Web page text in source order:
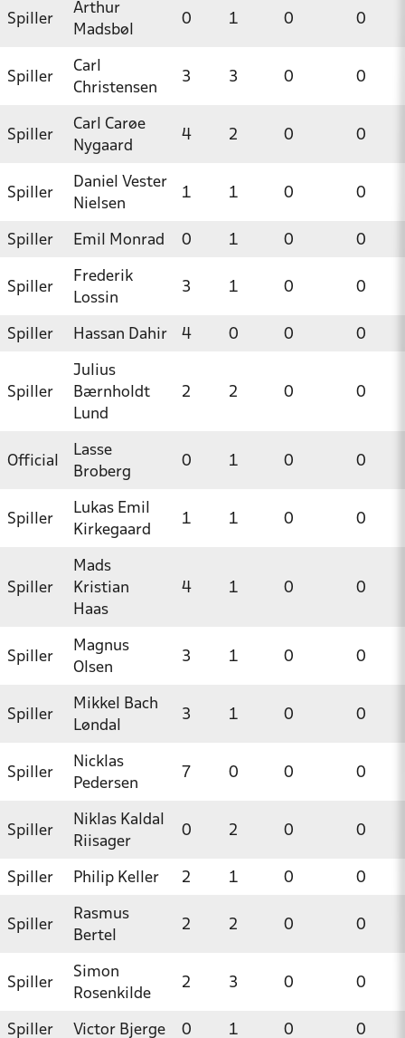
Spiller
Arthur
Madsbøl
0 1 0 0
Spiller
Carl
Christensen
3 3 0 0
Spiller
Carl Carøe
Nygaard
4 2 0 0
Spiller
Daniel Vester
Nielsen
1 1 0 0
Spiller Emil Monrad 0 1 0 0
Spiller
Frederik
Lossin
3 1 0 0
Spiller Hassan Dahir 4 0 0 0
Spiller
Julius
Bærnholdt
Lund
2 2 0 0
Official
Lasse
Broberg
0 1 0 0
Spiller
Lukas Emil
Kirkegaard
1 1 0 0
Spiller
Mads
Kristian
Haas
4 1 0 0
Spiller
Magnus
Olsen
3 1 0 0
Spiller
Mikkel Bach
Løndal
3 1 0 0
Spiller
Nicklas
Pedersen
7 0 0 0
Spiller
Niklas Kaldal
Riisager
0 2 0 0
Spiller Philip Keller 2 1 0 0
Spiller
Rasmus
Bertel
2 2 0 0
Spiller
Simon
Rosenkilde
2 3 0 0
Spiller Victor Bjerge 0 1 0 0